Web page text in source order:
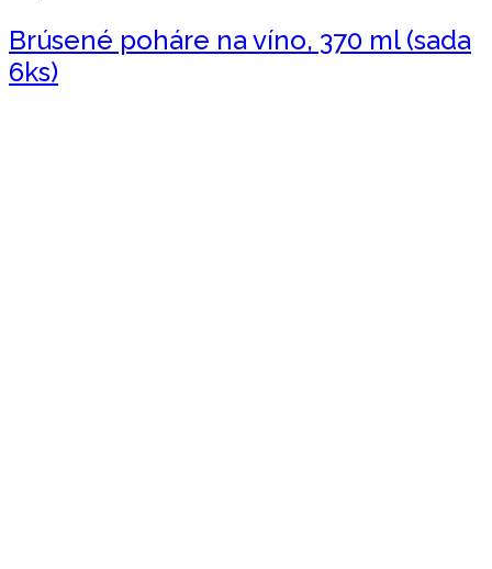
Brúsené poháre na víno, 370 ml (sada
6ks)